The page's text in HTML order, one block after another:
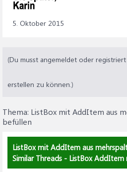
5. Oktober 2015
(Du musst angemeldet oder
erstellen zu können.)
Thema: ListBox mit AddItem aus
befüllen
ListBox mit AddItem aus
Similar Threads - ListBox